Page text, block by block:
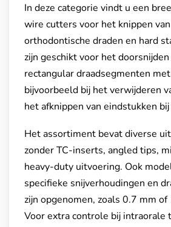
In deze categorie vindt u een
wire cutters voor het knippen
orthodontische draden en hard
zijn geschikt voor het
rectangular draadsegmenten
bijvoorbeeld bij het verwijderen
het afknippen van eindstukken
Het assortiment bevat diverse
zonder TC-inserts, angled tips,
heavy-duty uitvoering. Ook
specifieke snijverhoudingen en
zijn opgenomen, zoals 0.7 mm of
Voor extra controle bij intraorale